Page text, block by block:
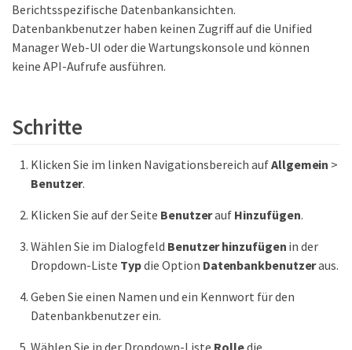
Berichtsspezifische Datenbankansichten.
Datenbankbenutzer haben keinen Zugriff auf die Unified
Manager Web-UI oder die Wartungskonsole und können
keine API-Aufrufe ausführen.
Schritte
Klicken Sie im linken Navigationsbereich aufAllgemein >
Benutzer.
Klicken Sie auf der Seite Benutzerauf Hinzufügen.
Wählen Sie im Dialogfeld Benutzer hinzufügen in der
Dropdown-Liste Typdie Option Datenbankbenutzeraus.
Geben Sie einen Namen und ein Kennwort für den
Datenbankbenutzer ein.